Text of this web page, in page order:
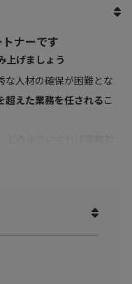
ナーです
上げましょう
な人材の確保が困難とな
超えた業務を任されるこ
ており、膨大なデータや
の創造、営業資料の作